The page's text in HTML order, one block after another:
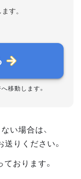
す。
移動します。
い場合は、
りください。
おります。